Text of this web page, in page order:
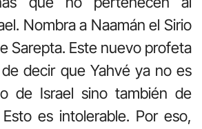
Nombra a Naamán el Sirio
Sarepta. Este nuevo profeta
decir que Yahvé ya no es
de Israel sino también de
es intolerable. Por eso,